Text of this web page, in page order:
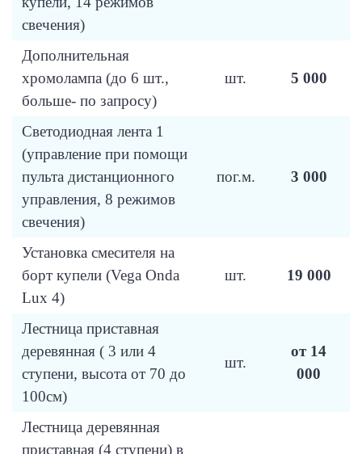
свечения)
Дополнительная
хромолампа (до 6 шт.,
больше- по запросу)
шт. 5 000
Светодиодная лента 1
(управление при помощи
пульта дистанционного
управления, 8 режимов
свечения)
пог.м. 3 000
Установка смесителя на
борт купели (Vega Onda
Lux 4)
шт. 19 000
Лестница приставная
деревянная ( 3 или 4
ступени, высота от 70 до
100см)
шт.
от 14
000
Лестница деревянная
приставная (4 ступени) в